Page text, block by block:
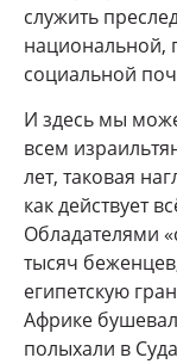
служить
национальной,
социальной
И здесь мы
всем
лет, таковая
как действует
Обладателями
тысяч
египетскую
Африке
полыхали в